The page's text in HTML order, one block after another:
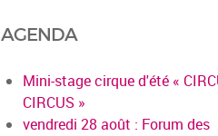
AGENDA
Mini-stage cirque d'été «
CIRCUS »
vendredi 28 août : Forum des